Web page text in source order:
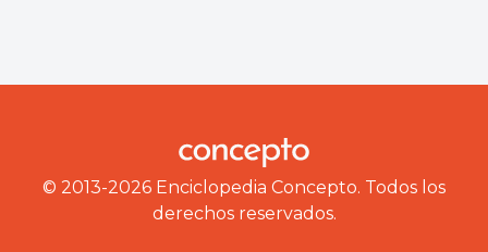
© 2013-2026 Enciclopedia Concepto. Todos los
derechos reservados.